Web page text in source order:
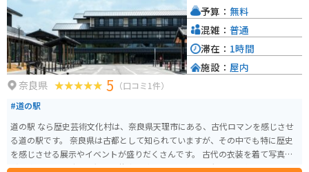
奈良県 5 （口コミ1件）
#道の駅
道の駅 なら歴史芸術文化村は、奈良県天理市にある、古代ロマンを感じさせ
る道の駅です。 奈良県は古都として知られていますが、その中でも特に歴史
を感じさせる展示やイベントが盛りだくさんです。 古代の衣装を着て写真撮
影を楽しめる「時空を超える装束体験」は、子供から大人まで楽しめます。
予算： 無料
混雑： 普通
滞在： 1時間
施設： 屋内